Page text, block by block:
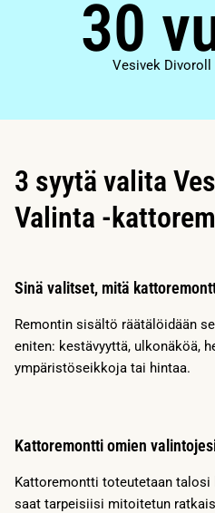
30
Vesivek Divoroll
3 syytä valita
Valinta -
Sinä valitset, mitä
Remontin sisältö räätälöidään
eniten: kestävyyttä, ulkonäköä,
ympäristöseikkoja tai hintaa.
Kattoremontti omien
Kattoremontti toteutetaan
saat tarpeisiisi mitoitetun